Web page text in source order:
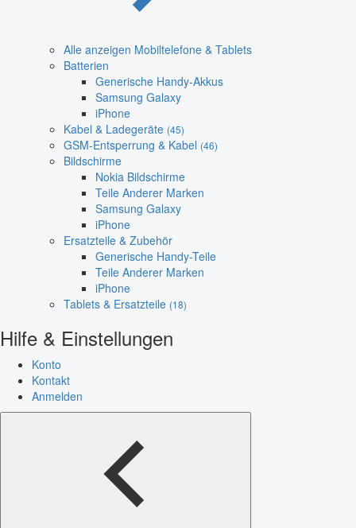
Alle anzeigen Mobiltelefone & Tablets
Batterien
Generische Handy-Akkus
Samsung Galaxy
iPhone
Kabel & Ladegeräte (45)
GSM-Entsperrung & Kabel (46)
Bildschirme
Nokia Bildschirme
Teile Anderer Marken
Samsung Galaxy
iPhone
Ersatzteile & Zubehör
Generische Handy-Teile
Teile Anderer Marken
iPhone
Tablets & Ersatzteile (18)
Hilfe & Einstellungen
Konto
Kontakt
Anmelden